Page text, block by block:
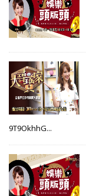
9T9OkhhG...